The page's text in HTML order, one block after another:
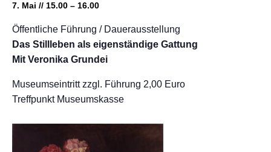
7. Mai // 15.00 – 16.00
Öffentliche Führung / Dauerausstellung
Das Stillleben als eigenständige Gattung
Mit Veronika Grundei
Museumseintritt zzgl. Führung 2,00 Euro
Treffpunkt Museumskasse